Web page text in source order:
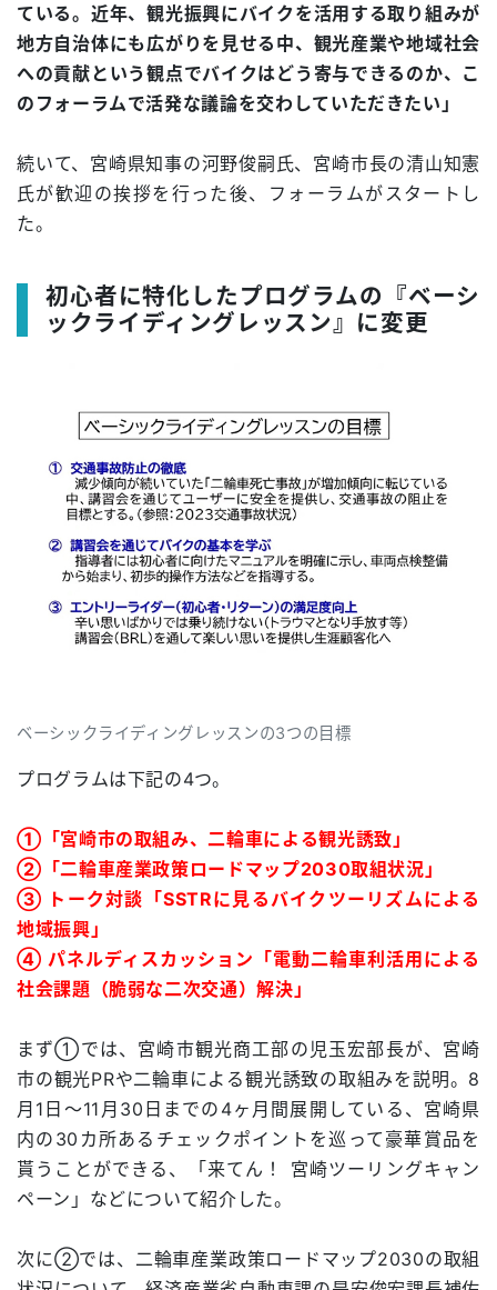
ている。近年、観光振興にバイクを活用する取り組みが
地方自治体にも広がりを見せる中、観光産業や地域社会
への貢献という観点でバイクはどう寄与できるのか、こ
のフォーラムで活発な議論を交わしていただきたい」
続いて、宮崎県知事の河野俊嗣氏、宮崎市長の清山知憲
氏が歓迎の挨拶を行った後、フォーラムがスタートし
た。
初心者に特化したプログラムの『ベーシ
ックライディングレッスン』に変更
ベーシックライディングレッスンの3つの目標
プログラムは下記の4つ。
①「宮崎市の取組み、二輪車による観光誘致」
②「二輪車産業政策ロードマップ2030取組状況」
③ トーク対談「SSTRに見るバイクツーリズムによる
地域振興」
④ パネルディスカッション「電動二輪車利活用による
社会課題（脆弱な二次交通）解決」
まず①では、宮崎市観光商工部の児玉宏部長が、宮崎
市の観光PRや二輪車による観光誘致の取組みを説明。8
月1日～11月30日までの4ヶ月間展開している、宮崎県
内の30カ所あるチェックポイントを巡って豪華賞品を
貰うことができる、「来てん！ 宮崎ツーリングキャン
ペーン」などについて紹介した。
次に②では、二輪車産業政策ロードマップ2030の取組